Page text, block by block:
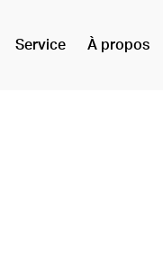
Service À propos